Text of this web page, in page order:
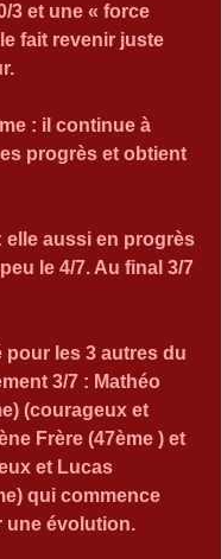
3 et une « force
fait revenir juste
: il continue à
progrès et obtient
elle aussi en progrès
le 4/7. Au final 3/7
pour les 3 autres du
3/7 : Mathéo
(courageux et
Frère (47ème ) et
et Lucas
qui commence
une évolution.